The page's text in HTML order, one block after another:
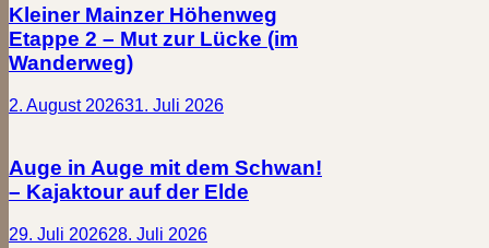
Kleiner Mainzer Höhenweg
Etappe 2 – Mut zur Lücke (im
Wanderweg)
2. August 202631. Juli 2026
Auge in Auge mit dem Schwan!
– Kajaktour auf der Elde
29. Juli 202628. Juli 2026